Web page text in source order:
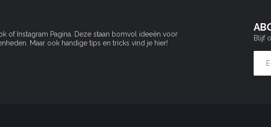
of Instagram Pagina. Deze staan bomvol ideeën voor
Maar ook handige tips en tricks vind je hier!
Blijf